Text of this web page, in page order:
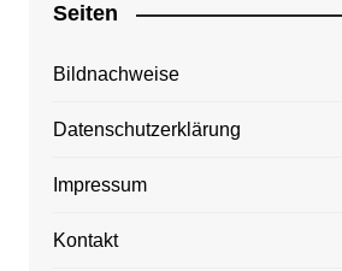
Seiten
Bildnachweise
Datenschutzerklärung
Impressum
Kontakt